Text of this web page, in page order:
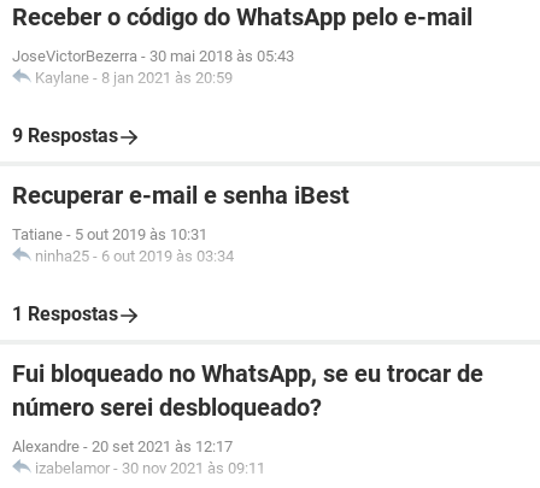
Receber o código do WhatsApp pelo e-mail
JoseVictorBezerra - 30 mai 2018 às 05:43
Kaylane - 8 jan 2021 às 20:59
9 Respostas
Recuperar e-mail e senha iBest
Tatiane - 5 out 2019 às 10:31
ninha25 - 6 out 2019 às 03:34
1 Respostas
Fui bloqueado no WhatsApp, se eu trocar de
número serei desbloqueado?
Alexandre - 20 set 2021 às 12:17
izabelamor - 30 nov 2021 às 09:11